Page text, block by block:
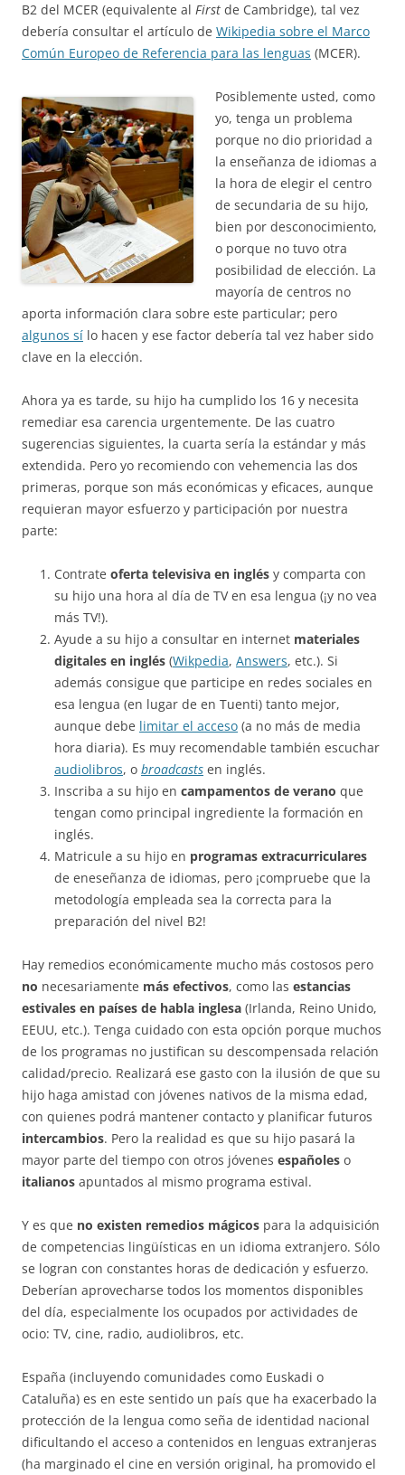
B2 del MCER (equivalente al First de Cambridge), tal vez
debería consultar el artículo de Wikipedia sobre el Marco
Común Europeo de Referencia para las lenguas (MCER).
Posiblemente usted, como
yo, tenga un problema
porque no dio prioridad a
la enseñanza de idiomas a
la hora de elegir el centro
de secundaria de su hijo,
bien por desconocimiento,
o porque no tuvo otra
posibilidad de elección. La
mayoría de centros no
aporta información clara sobre este particular; pero
algunos sí lo hacen y ese factor debería tal vez haber sido
clave en la elección.
Ahora ya es tarde, su hijo ha cumplido los 16 y necesita
remediar esa carencia urgentemente. De las cuatro
sugerencias siguientes, la cuarta sería la estándar y más
extendida. Pero yo recomiendo con vehemencia las dos
primeras, porque son más económicas y eficaces, aunque
requieran mayor esfuerzo y participación por nuestra
parte:
Contrate oferta televisiva en inglés y comparta con
su hijo una hora al día de TV en esa lengua (¡y no vea
más TV!).
Ayude a su hijo a consultar en internet materiales
digitales en inglés (Wikpedia, Answers, etc.). Si
además consigue que participe en redes sociales en
esa lengua (en lugar de en Tuenti) tanto mejor,
aunque debe limitar el acceso (a no más de media
hora diaria). Es muy recomendable también escuchar
audiolibros, o broadcasts en inglés.
Inscriba a su hijo en campamentos de verano que
tengan como principal ingrediente la formación en
inglés.
Matricule a su hijo en programas extracurriculares
de eneseñanza de idiomas, pero ¡compruebe que la
metodología empleada sea la correcta para la
preparación del nivel B2!
Hay remedios económicamente mucho más costosos pero
no necesariamente más efectivos, como las estancias
estivales en países de habla inglesa (Irlanda, Reino Unido,
EEUU, etc.). Tenga cuidado con esta opción porque muchos
de los programas no justifican su descompensada relación
calidad/precio. Realizará ese gasto con la ilusión de que su
hijo haga amistad con jóvenes nativos de la misma edad,
con quienes podrá mantener contacto y planificar futuros
intercambios. Pero la realidad es que su hijo pasará la
mayor parte del tiempo con otros jóvenes españoles o
italianos apuntados al mismo programa estival.
Y es que no existen remedios mágicos para la adquisición
de competencias lingüísticas en un idioma extranjero. Sólo
se logran con constantes horas de dedicación y esfuerzo.
Deberían aprovecharse todos los momentos disponibles
del día, especialmente los ocupados por actividades de
ocio: TV, cine, radio, audiolibros, etc.
España (incluyendo comunidades como Euskadi o
Cataluña) es en este sentido un país que ha exacerbado la
protección de la lengua como seña de identidad nacional
dificultando el acceso a contenidos en lenguas extranjeras
(ha marginado el cine en versión original, ha promovido el